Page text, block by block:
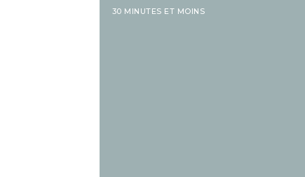
30 MINUTES ET MOINS